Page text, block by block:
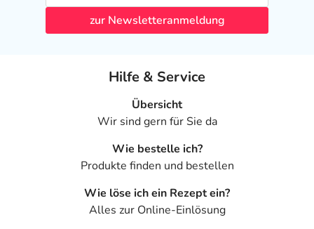
zur Newsletteranmeldung
Hilfe & Service
Übersicht
Wir sind gern für Sie da
Wie bestelle ich?
Produkte finden und bestellen
Wie löse ich ein Rezept ein?
Alles zur Online-Einlösung